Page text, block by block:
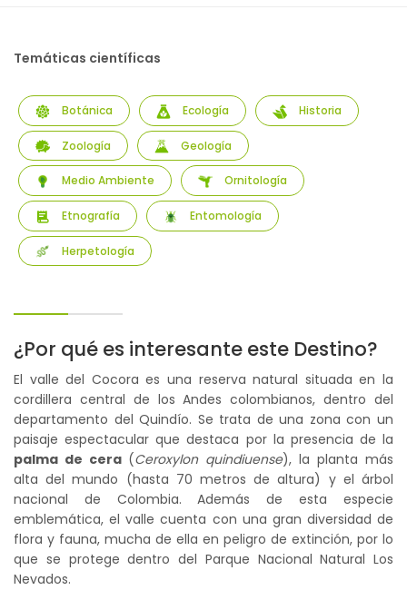
Temáticas científicas
Botánica Ecología Historia
Zoología Geología
Medio Ambiente Ornitología
Etnografía Entomología
Herpetología
¿Por qué es interesante este Destino?
El valle del Cocora es una reserva natural situada en la
cordillera central de los Andes colombianos, dentro del
departamento del Quindío. Se trata de una zona con un
paisaje espectacular que destaca por la presencia de la
palma de cera (Ceroxylon quindiuense), la planta más
alta del mundo (hasta 70 metros de altura) y el árbol
nacional de Colombia. Además de esta especie
emblemática, el valle cuenta con una gran diversidad de
flora y fauna, mucha de ella en peligro de extinción, por lo
que se protege dentro del Parque Nacional Natural Los
Nevados.